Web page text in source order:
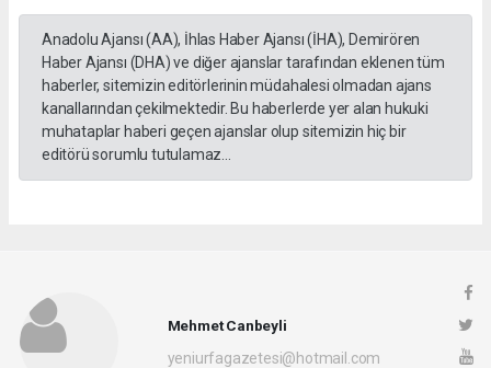
Anadolu Ajansı (AA), İhlas Haber Ajansı (İHA), Demirören
Haber Ajansı (DHA) ve diğer ajanslar tarafından eklenen tüm
haberler, sitemizin editörlerinin müdahalesi olmadan ajans
kanallarından çekilmektedir. Bu haberlerde yer alan hukuki
muhataplar haberi geçen ajanslar olup sitemizin hiç bir
editörü sorumlu tutulamaz...
Mehmet Canbeyli
yeniurfagazetesi@hotmail.com